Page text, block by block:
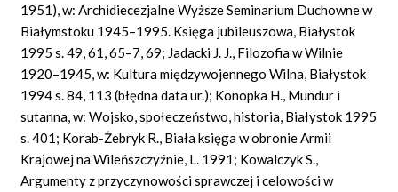
1951), w: Archidiecezjalne Wyższe Seminarium Duchowne w
Białymstoku 1945–1995. Księga jubileuszowa, Białystok
1995 s. 49, 61, 65–7, 69; Jadacki J. J., Filozofia w Wilnie
1920–1945, w: Kultura międzywojennego Wilna, Białystok
1994 s. 84, 113 (błędna data ur.); Konopka H., Mundur i
sutanna, w: Wojsko, społeczeństwo, historia, Białystok 1995
s. 401; Korab-Żebryk R., Biała księga w obronie Armii
Krajowej na Wileńszczyźnie, L. 1991; Kowalczyk S.,
Argumenty z przyczynowości sprawczej i celowości w